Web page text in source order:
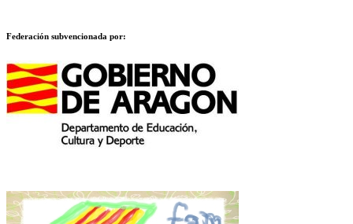
Federación subvencionada por: